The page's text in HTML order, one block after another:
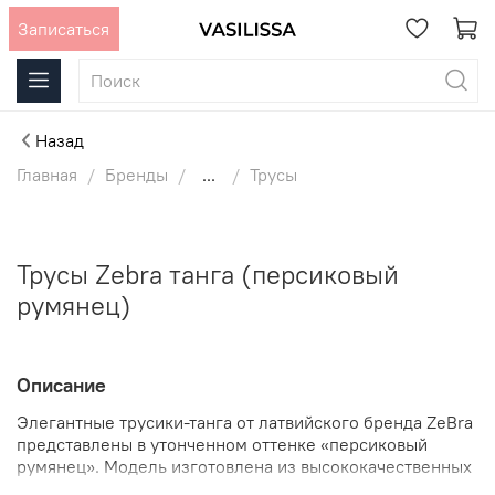
Записаться
Назад
Главная
Бренды ... Трусы
Трусы Zebra танга (персиковый
румянец)
Описание
Элегантные трусики-танга от латвийского бренда ZeBra
представлены в утонченном оттенке «персиковый
румянец». Модель изготовлена из высококачественных